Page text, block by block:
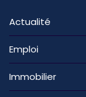
Actualité
Emploi
Immobilier